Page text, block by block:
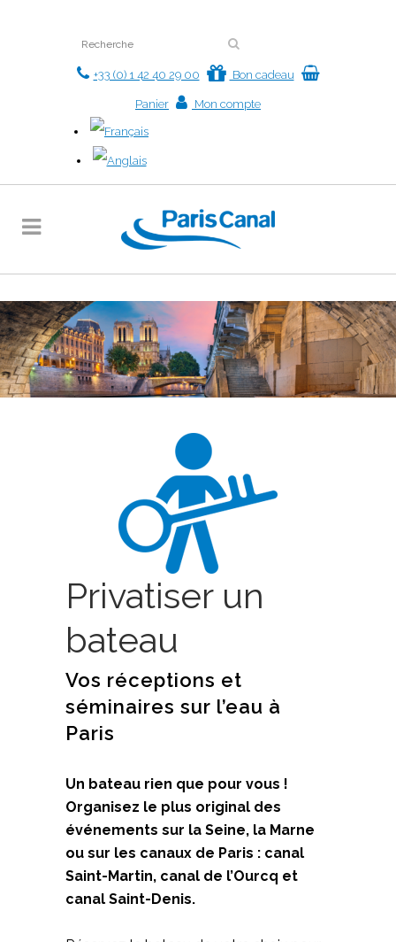
+33 (0) 1 42 40 29 00 Bon cadeau
Panier Mon compte
Privatiser un
bateau
Vos réceptions et
séminaires sur l’eau à
Paris
Un bateau rien que pour vous !
Organisez le plus original des
événements sur la Seine, la Marne
ou sur les canaux de Paris : canal
Saint-Martin, canal de l’Ourcq et
canal Saint-Denis.